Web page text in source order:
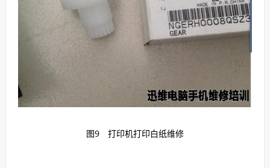
图9 打印机打印白纸维修